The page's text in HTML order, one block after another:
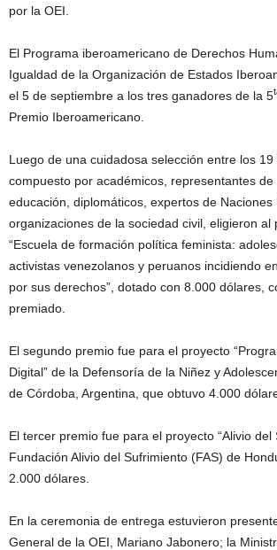
por la OEI.
El Programa iberoamericano de Derechos
Igualdad de la Organización de Estados
el 5 de septiembre a los tres ganadores de la 5
Premio Iberoamericano.
Luego de una cuidadosa selección entre los 19
compuesto por académicos, representantes
educación, diplomáticos, expertos de Naciones
organizaciones de la sociedad civil, eligieron al
“Escuela de formación política feminista:
activistas venezolanos y peruanos incidiendo
por sus derechos”, dotado con 8.000 dólares,
premiado.
El segundo premio fue para el proyecto
Digital” de la Defensoría de la Niñez y
de Córdoba, Argentina, que obtuvo 4.000
El tercer premio fue para el proyecto “Alivio del
Fundación Alivio del Sufrimiento (FAS) de
2.000 dólares.
En la ceremonia de entrega estuvieron
General de la OEI, Mariano Jabonero; la